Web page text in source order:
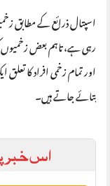
اسپتال ذرائع کے مطابق
رہی ہے، تاہم بعض
اور تمام زخمی افراد کا
بتائے جاتے ہیں۔
اس خبر